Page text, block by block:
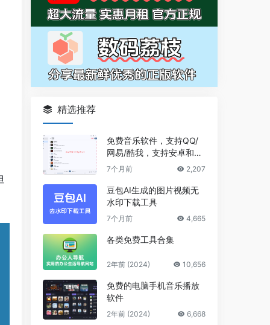
精选推荐
免费音乐软件，支持QQ/
网易/酷我，支持安卓和Wi
ndows平台
7个月前 2,207
豆包AI生成的图片视频无
水印下载工具
7个月前 4,665
各类免费工具合集
2年前 (2024) 10,656
免费的电脑手机音乐播放
软件
2年前 (2024) 6,668